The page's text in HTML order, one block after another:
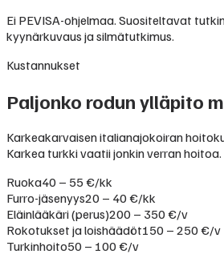
Ei PEVISA-ohjelmaa. Suositeltavat
kyynärkuvaus ja silmätutkimus.
Kustannukset
Paljonko rodun ylläpito
Karkeakarvaisen italianajokoiran
Karkea turkki vaatii jonkin verran hoitoa.
Ruoka40 – 55 €/kk
Furro-jäsenyys20 – 40 €/kk
Eläinlääkäri (perus)200 – 350 €/v
Rokotukset ja loishäädöt150 – 250 €/v
Turkinhoito50 – 100 €/v